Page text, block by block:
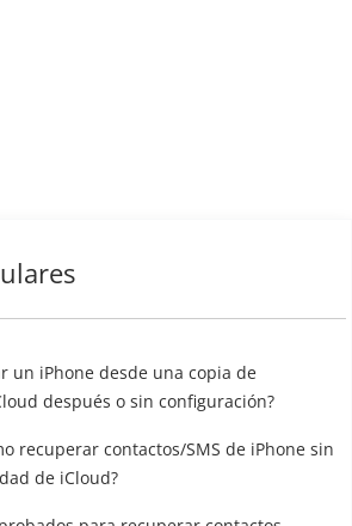
un iPhone desde una copia de
después o sin configuración?
recuperar contactos/SMS de iPhone sin
de iCloud?